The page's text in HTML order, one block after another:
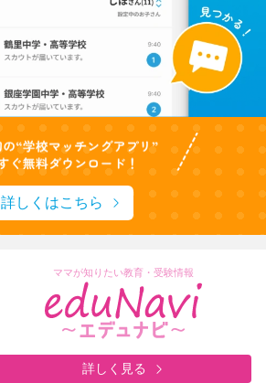
詳しくはこちら
ママが知りたい教育・受験情報
詳しく見る